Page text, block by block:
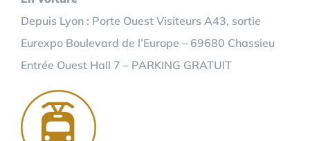
Depuis Lyon : Porte Ouest Visiteurs A43, sortie
Eurexpo Boulevard de l’Europe – 69680 Chassieu
Entrée Ouest Hall 7 – PARKING GRATUIT